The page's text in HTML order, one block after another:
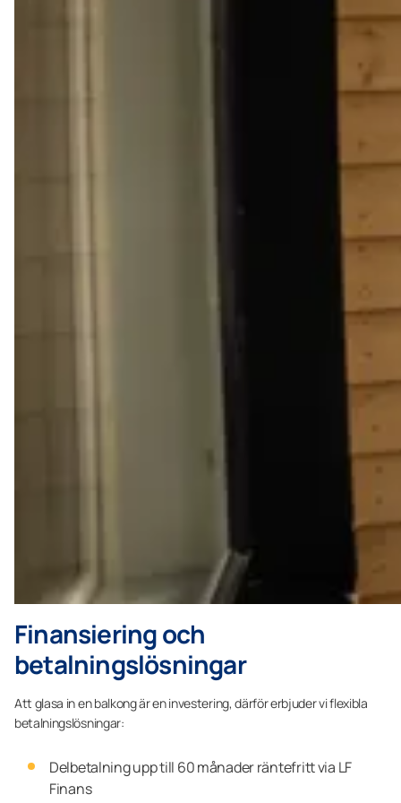
Finansiering och
betalningslösningar
Att glasa in en balkong är en investering, därför erbjuder vi flexibla
betalningslösningar:
Delbetalning upp till 60 månader räntefritt via LF
Finans